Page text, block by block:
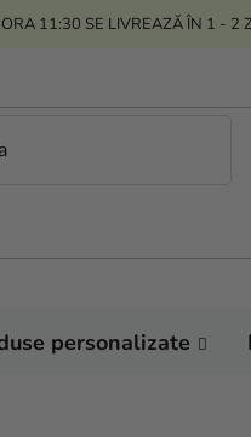
11:30 SE LIVREAZĂ ÎN 1 - 2
personalizate